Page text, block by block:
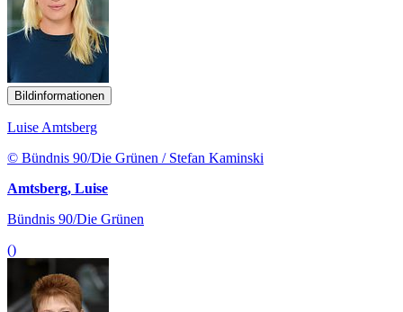
Bildinformationen
Luise Amtsberg
© Bündnis 90/Die Grünen / Stefan Kaminski
Amtsberg, Luise
Bündnis 90/Die Grünen
()